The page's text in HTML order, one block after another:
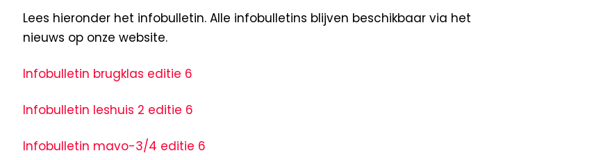
Lees hieronder het infobulletin. Alle infobulletins blijven beschikbaar via het
nieuws op onze website.
Infobulletin brugklas editie 6
Infobulletin leshuis 2 editie 6
Infobulletin mavo-3/4 editie 6